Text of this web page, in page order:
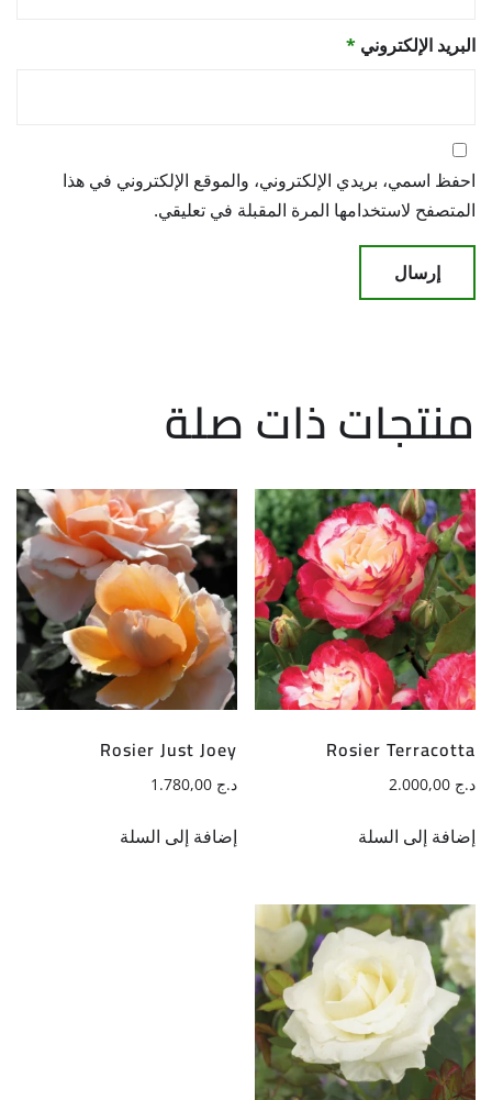
البريد الإلكتروني *
احفظ اسمي، بريدي الإلكتروني، والموقع الإلكتروني في هذا
المتصفح لاستخدامها المرة المقبلة في تعليقي.
منتجات ذات صلة
Rosier Terracotta
د.ج
إضافة إلى السلة
Rosier Just Joey
د.ج 1.780,00
إضافة إلى السلة